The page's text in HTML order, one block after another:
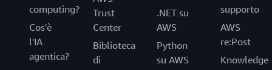
computing?
Cos'è
l'IA
agentica?
Trust
Center
Biblioteca
di
.NET su
AWS
Python
su AWS
supporto
AWS
re:Post
Knowledge